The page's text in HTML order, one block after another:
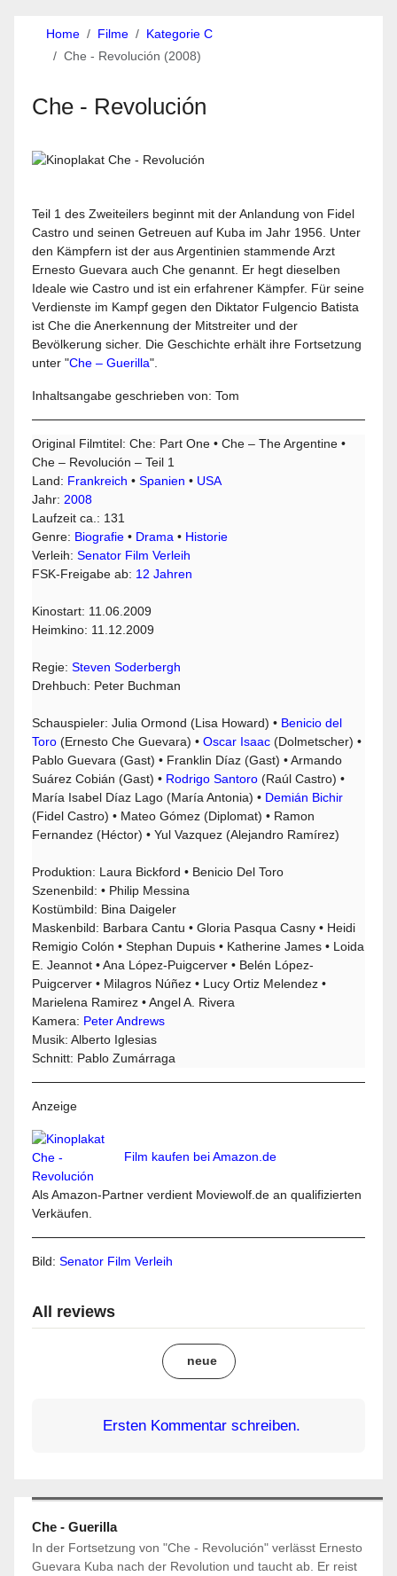
Home Filme
Kategorie C
Che - Revolución (2008)
Che - Revolución
Teil 1 des Zweiteilers beginnt mit der Anlandung von Fidel
Castro und seinen Getreuen auf Kuba im Jahr 1956. Unter
den Kämpfern ist der aus Argentinien stammende Arzt
Ernesto Guevara auch Che genannt. Er hegt dieselben
Ideale wie Castro und ist ein erfahrener Kämpfer. Für seine
Verdienste im Kampf gegen den Diktator Fulgencio Batista
ist Che die Anerkennung der Mitstreiter und der
Bevölkerung sicher. Die Geschichte erhält ihre Fortsetzung
unter "Che – Guerilla".
Inhaltsangabe geschrieben von: Tom
Original Filmtitel: Che: Part One • Che – The Argentine •
Che – Revolución – Teil 1
Land: Frankreich •Spanien • USA
Jahr: 2008
Laufzeit ca.: 131
Genre: Biografie • Drama • Historie
Verleih:Senator Film Verleih
FSK-Freigabe ab: 12 Jahren
Kinostart: 11.06.2009
Heimkino: 11.12.2009
Regie:Steven Soderbergh
Drehbuch: Peter Buchman
Schauspieler: Julia Ormond (Lisa Howard) • Benicio del
Toro (Ernesto Che Guevara) •Oscar Isaac (Dolmetscher) •
Pablo Guevara (Gast) • Franklin Díaz (Gast) • Armando
Suárez Cobián (Gast) • Rodrigo Santoro (Raúl Castro) •
María Isabel Díaz Lago (María Antonia) • Demián Bichir
(Fidel Castro) • Mateo Gómez (Diplomat) • Ramon
Fernandez (Héctor) • Yul Vazquez (Alejandro Ramírez)
Produktion: Laura Bickford • Benicio Del Toro
Szenenbild: • Philip Messina
Kostümbild: Bina Daigeler
Maskenbild: Barbara Cantu • Gloria Pasqua Casny • Heidi
Remigio Colón • Stephan Dupuis • Katherine James • Loida
E. Jeannot • Ana López-Puigcerver • Belén López-
Puigcerver • Milagros Núñez • Lucy Ortiz Melendez •
Marielena Ramirez • Angel A. Rivera
Kamera: Peter Andrews
Musik: Alberto Iglesias
Schnitt: Pablo Zumárraga
Anzeige
Film kaufen bei Amazon.de
Als Amazon-Partner verdient Moviewolf.de an qualifizierten
Verkäufen.
Bild:Senator Film Verleih
All reviews
neue
Ersten Kommentar schreiben.
Che - Guerilla
In der Fortsetzung von "Che - Revolución" verlässt Ernesto
Guevara Kuba nach der Revolution und taucht ab. Er reist